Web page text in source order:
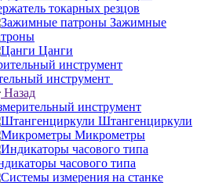
токарных резцов
Зажимные
Цанги
инструмент
Назад
инструмент
Штангенциркули
Микрометры
часового типа